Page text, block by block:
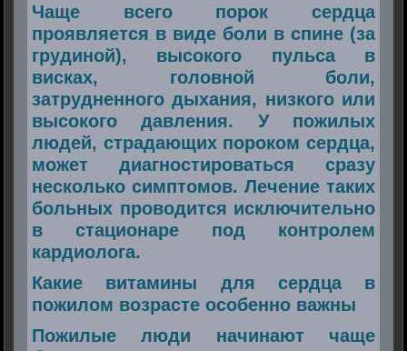
Чаще всего порок сердца
проявляется в виде боли в спине (за
грудиной), высокого пульса в
висках, головной боли,
затрудненного дыхания, низкого или
высокого давления. У пожилых
людей, страдающих пороком сердца,
может диагностироваться сразу
несколько симптомов. Лечение таких
больных проводится исключительно
в стационаре под контролем
кардиолога.
Какие витамины для сердца в
пожилом возрасте особенно важны
Пожилые люди начинают чаще